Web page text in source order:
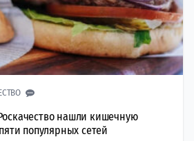
нашли кишечную
популярных сетей